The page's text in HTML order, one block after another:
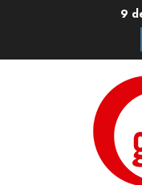
9